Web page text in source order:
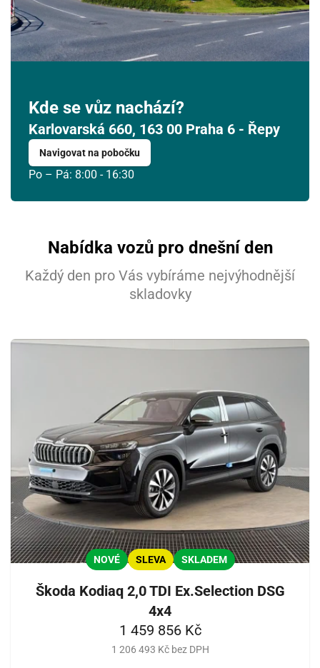
Kde se vůz nachází?
Karlovarská 660, 163 00 Praha 6 - Řepy
Navigovat na pobočku
Po – Pá: 8:00 - 16:30
Nabídka vozů pro dnešní den
Každý den pro Vás vybíráme nejvýhodnější
skladovky
NOVÉ SLEVA SKLADEM
Škoda Kodiaq 2,0 TDI Ex.Selection DSG
4x4
1 459 856 Kč
1 206 493 Kč bez DPH
10 12 13 15 16
24 25 26 27
31 1 2